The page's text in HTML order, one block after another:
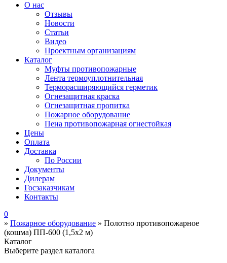
О нас
Отзывы
Новости
Статьи
Видео
Проектным организациям
Каталог
Муфты противопожарные
Лента термоуплотнительная
Терморасширяющийся герметик
Огнезащитная краска
Огнезащитная пропитка
Пожарное оборудование
Пена противопожарная огнестойкая
Цены
Оплата
Доставка
По России
Документы
Дилерам
Госзаказчикам
Контакты
0
» Пожарное оборудование » Полотно противопожарное
(кошма) ПП-600 (1,5х2 м)
Каталог
Выберите раздел каталога